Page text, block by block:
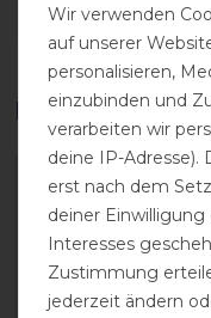
DETAILS
Das perfekte
-10%
Wir verwenden
auf unserer
personalisieren,
einzubinden und
verarbeiten wir
deine IP-
erst nach dem
deiner
Interesses
Zustimmung
jederzeit ändern